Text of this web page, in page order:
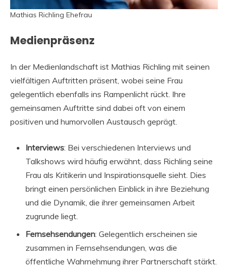
Mathias Richling Ehefrau
Medienpräsenz
In der Medienlandschaft ist Mathias Richling mit seinen
vielfältigen Auftritten präsent, wobei seine Frau
gelegentlich ebenfalls ins Rampenlicht rückt. Ihre
gemeinsamen Auftritte sind dabei oft von einem
positiven und humorvollen Austausch geprägt.
Interviews: Bei verschiedenen Interviews und
Talkshows wird häufig erwähnt, dass Richling seine
Frau als Kritikerin und Inspirationsquelle sieht. Dies
bringt einen persönlichen Einblick in ihre Beziehung
und die Dynamik, die ihrer gemeinsamen Arbeit
zugrunde liegt.
Fernsehsendungen: Gelegentlich erscheinen sie
zusammen in Fernsehsendungen, was die
öffentliche Wahrnehmung ihrer Partnerschaft stärkt.